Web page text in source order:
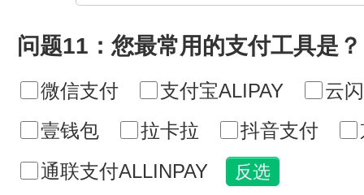
问题11：您最常用的支付工具是？
微信支付 支付宝ALIPAY
云
壹钱包
拉卡拉 抖音支付
通联支付ALLINPAY